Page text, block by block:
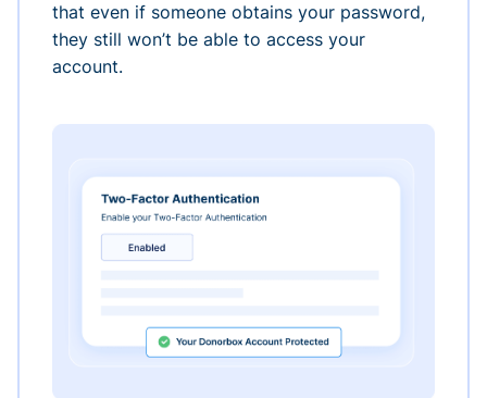
that even if someone obtains your password,
they still won’t be able to access your
account.